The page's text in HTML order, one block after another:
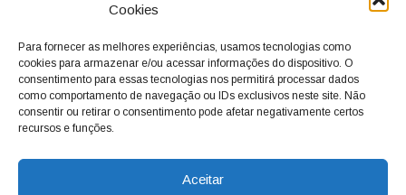
Cookies
Para fornecer as melhores experiências, usamos tecnologias como
cookies para armazenar e/ou acessar informações do dispositivo. O
consentimento para essas tecnologias nos permitirá processar dados
como comportamento de navegação ou IDs exclusivos neste site. Não
consentir ou retirar o consentimento pode afetar negativamente certos
recursos e funções.
Aceitar
dois jornais. Há mais de 30 anos, o jornal continua
com o foco de trazer as melhores notícias. Nunca
deixamos de lado as necessidades do cidadão, sempre
questionando os órgãos públicos em busca de melhorias
para a cidade e sempre cobrando resoluções para casos